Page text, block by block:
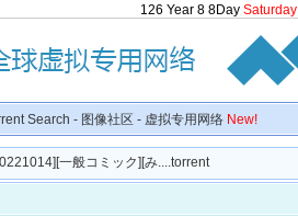
126 Year 8 8Day Saturday
Search - 图像社区 - 虚拟专用网络 New!
一般コミック][み....torrent